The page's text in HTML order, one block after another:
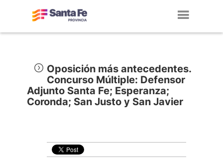
Oposición más antecedentes.
Concurso Múltiple: Defensor
Adjunto Santa Fe; Esperanza;
Coronda; San Justo y San Javier